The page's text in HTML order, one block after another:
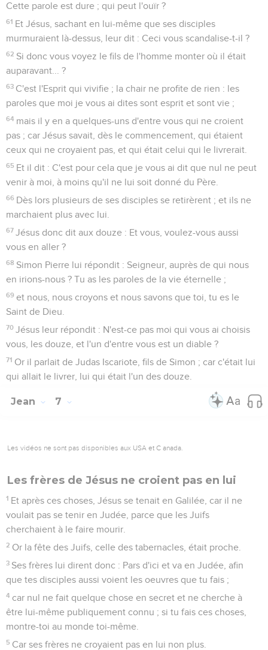
Cette parole est dure ; qui peut l'ouïr ?
61 Et Jésus, sachant en lui-même que ses disciples
murmuraient là-dessus, leur dit : Ceci vous scandalise-t-il ?
62 Si donc vous voyez le fils de l'homme monter où il était
auparavant... ?
63 C'est l'Esprit qui vivifie ; la chair ne profite de rien : les
paroles que moi je vous ai dites sont esprit et sont vie ;
64 mais il y en a quelques-uns d'entre vous qui ne croient
pas ; car Jésus savait, dès le commencement, qui étaient
ceux qui ne croyaient pas, et qui était celui qui le livrerait.
65 Et il dit : C'est pour cela que je vous ai dit que nul ne peut
venir à moi, à moins qu'il ne lui soit donné du Père.
66 Dès lors plusieurs de ses disciples se retirèrent ; et ils ne
marchaient plus avec lui.
67 Jésus donc dit aux douze : Et vous, voulez-vous aussi
vous en aller ?
68 Simon Pierre lui répondit : Seigneur, auprès de qui nous
en irions-nous ? Tu as les paroles de la vie éternelle ;
69 et nous, nous croyons et nous savons que toi, tu es le
Saint de Dieu.
70 Jésus leur répondit : N'est-ce pas moi qui vous ai choisis
vous, les douze, et l'un d'entre vous est un diable ?
71 Or il parlait de Judas Iscariote, fils de Simon ; car c'était lui
qui allait le livrer, lui qui était l'un des douze.
Jean 7
Les vidéos ne sont pas disponibles aux USA et C anada.
Les frères de Jésus ne croient pas en lui
1 Et après ces choses, Jésus se tenait en Galilée, car il ne
voulait pas se tenir en Judée, parce que les Juifs
cherchaient à le faire mourir.
2 Or la fête des Juifs, celle des tabernacles, était proche.
3 Ses frères lui dirent donc : Pars d'ici et va en Judée, afin
que tes disciples aussi voient les oeuvres que tu fais ;
4 car nul ne fait quelque chose en secret et ne cherche à
être lui-même publiquement connu ; si tu fais ces choses,
montre-toi au monde toi-même.
5 Car ses frères ne croyaient pas en lui non plus.